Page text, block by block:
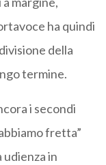
ha quindi
della
termine.
i secondi
fretta”
in